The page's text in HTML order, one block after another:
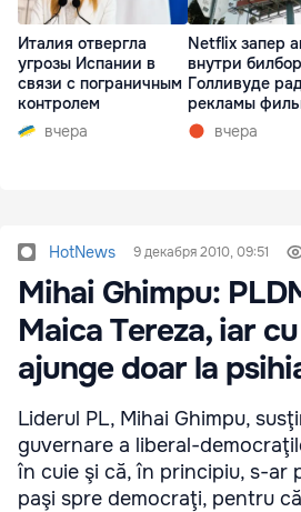
Италия отвергла
угрозы Испании в
связи с пограничным
контролем
вчера
Netflix запер
внутри
Голливуде
рекламы
вчера
HotNews 9 декабря 2010, 09:51
Mihai Ghimpu:
Maica Tereza, iar
ajunge doar la
Liderul PL, Mihai Ghimpu,
guvernare a liberal-
în cuie şi că, în principiu, s-ar
paşi spre democraţi, pentru